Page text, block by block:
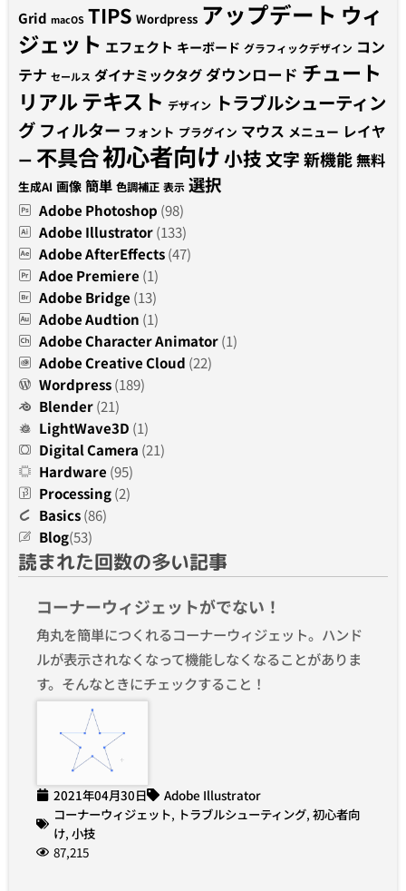
Grid macOS TIPS Wordpress アップデート ウィ
ジェット エフェクト キーボード グラフィックデザイン コン
テナ セールス ダイナミックタグダウンロード チュート
リアルテキスト デザイン トラブルシューティン
グ フィルター フォント プラグイン マウス メニュー レイヤ
ー 不具合初心者向け小技文字新機能無料
生成AI 画像 簡単 色調補正 表示 選択
Adobe Photoshop (98)
Adobe Illustrator(133)
Adobe AfterEffects(47)
Adoe Premiere (1)
Adobe Bridge (13)
Adobe Audtion (1)
Adobe Character Animator(1)
Adobe Creative Cloud (22)
Wordpress(189)
Blender(21)
LightWave3D (1)
Digital Camera (21)
Hardware (95)
Processing(2)
Basics(86)
Blog(53)
読まれた回数の多い記事
コーナーウィジェットがでない！
角丸を簡単につくれるコーナーウィジェット。ハンド
ルが表示されなくなって機能しなくなることがありま
す。そんなときにチェックすること！
2021年04月30日
Adobe Illustrator
コーナーウィジェット, トラブルシューティング, 初心者向
け, 小技
87,215